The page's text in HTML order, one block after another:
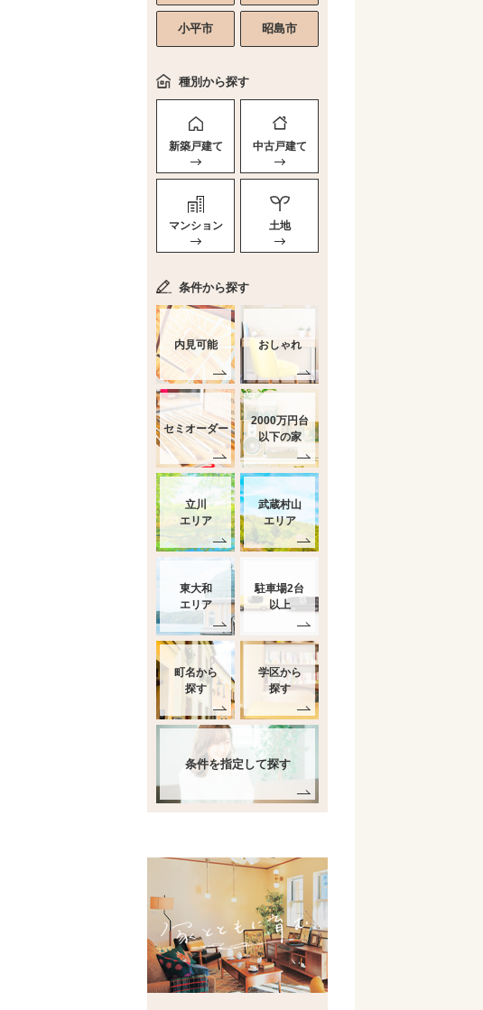
小平市 昭島市
種別から探す
新築戸建て 中古戸建て
マンション 土地
条件から探す
内見可能 おしゃれ
セミオーダー
2000万円台
以下の家
立川
エリア
武蔵村山
エリア
東大和
エリア
駐車場2台
以上
町名から
探す
学区から
探す
条件を指定して探す